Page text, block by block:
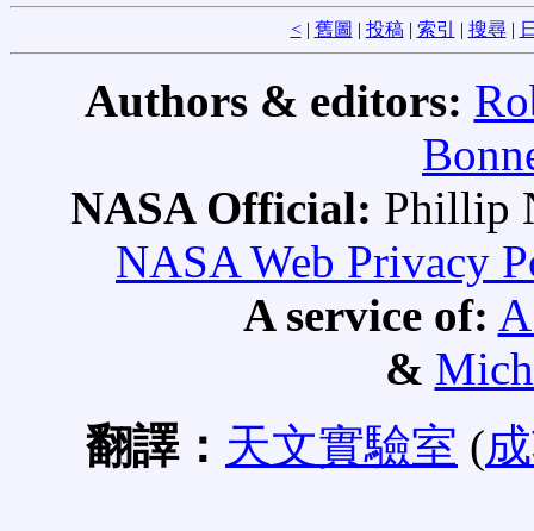
<| 舊圖 | 投稿| 索引 | 搜尋|
Authors & editors:
NASA Official: Phillip
NASA Web Privacy
A service of:
&
翻譯： 天文實驗室 (